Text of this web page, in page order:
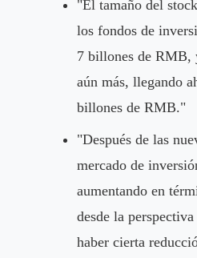
"El tamaño del
los fondos de
7 billones de RMB,
aún más, llegando
billones de RMB."
"Después de las
mercado de
aumentando en
desde la
haber cierta